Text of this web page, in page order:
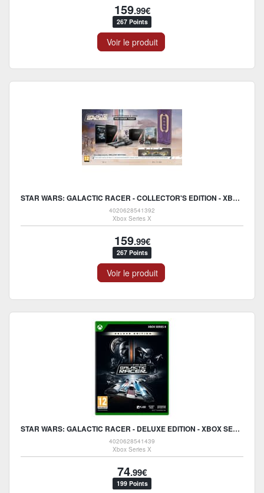
159.99€
267 Points
Voir le produit
STAR WARS: GALACTIC RACER - COLLECTOR'S EDITION - XBOX SERIES X
4020628541392
Xbox Series X
159.99€
267 Points
Voir le produit
STAR WARS: GALACTIC RACER - DELUXE EDITION - XBOX SERIES X
4020628541439
Xbox Series X
74.99€
199 Points